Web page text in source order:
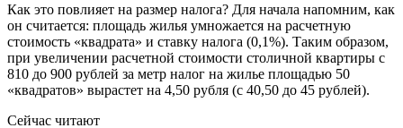
Как это повлияет на размер налога? Для начала напомним, как
он считается: площадь жилья умножается на расчетную
стоимость «квадрата» и ставку налога (0,1%). Таким образом,
при увеличении расчетной стоимости столичной квартиры с
810 до 900 рублей за метр налог на жилье площадью 50
«квадратов» вырастет на 4,50 рубля (с 40,50 до 45 рублей).
Сейчас читают